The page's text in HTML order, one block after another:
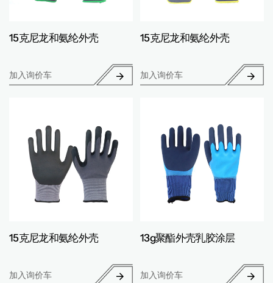
15克尼龙和氨纶外壳
加入询价车
15克尼龙和氨纶外壳
加入询价车
15克尼龙和氨纶外壳
加入询价车
13g聚酯外壳乳胶涂层
加入询价车